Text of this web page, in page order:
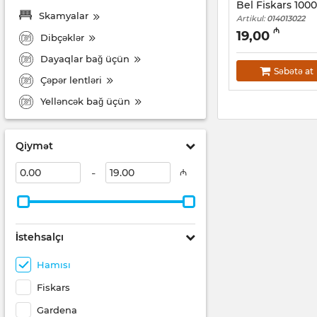
Skamyalar
Dibçəklər
Dayaqlar bağ üçün
Çəpər lentləri
Yelləncək bağ üçün
Qiymət
- ₼
İstehsalçı
Hamısı
Fiskars
Gardena
Bel Fiskars
Artikul: 014013022
19,00 ₼
Səbətə at